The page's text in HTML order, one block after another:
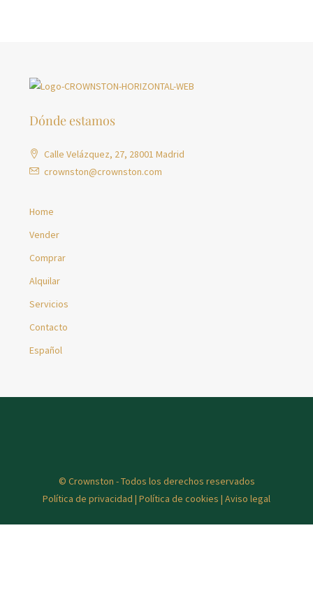
Dónde estamos
Calle Velázquez, 27, 28001 Madrid
crownston@crownston.com
Home
Vender
Comprar
Alquilar
Servicios
Contacto
Español
© Crownston - Todos los derechos reservados
Política de privacidad | Política de cookies | Aviso legal